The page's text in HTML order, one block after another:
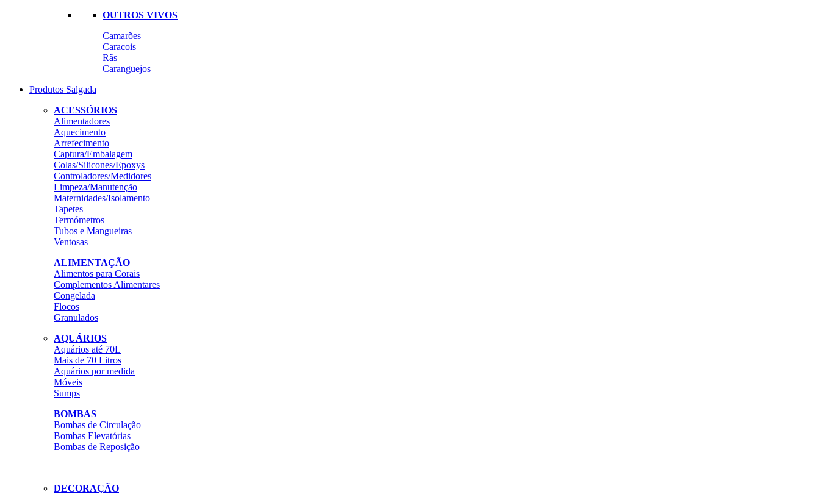
OUTROS VIVOS
Camarões
Caracois
Rãs
Caranguejos
Produtos Salgada
ACESSÓRIOS
Alimentadores
Aquecimento
Arrefecimento
Captura/Embalagem
Colas/Silicones/Epoxys
Controladores/Medidores
Limpeza/Manutenção
Maternidades/Isolamento
Tapetes
Termómetros
Tubos e Mangueiras
Ventosas
ALIMENTAÇÃO
Alimentos para Corais
Complementos Alimentares
Congelada
Flocos
Granulados
AQUÁRIOS
Aquários até 70L
Mais de 70 Litros
Aquários por medida
Móveis
Sumps
BOMBAS
Bombas de Circulação
Bombas Elevatórias
Bombas de Reposição
DECORAÇÃO